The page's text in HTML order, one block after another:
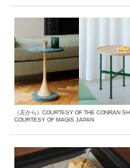
（左から）COURTESY OF THE CONRAN
COURTESY OF MAGIS JAPAN